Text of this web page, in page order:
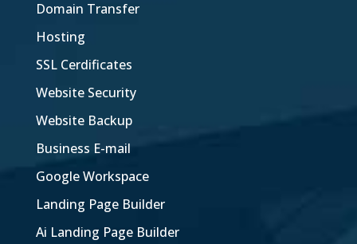
Domain Transfer
Hosting
SSL Cerdificates
Website Security
Website Backup
Business E-mail
Google Workspace
Landing Page Builder
Ai Landing Page Builder